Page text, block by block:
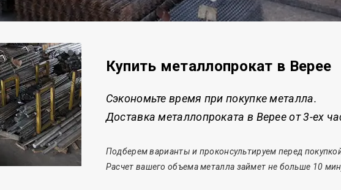
Купить металлопрокат в Верее
Сэкономьте время при покупке металла.
Доставка металлопроката в Верее от 3-ех
Подберем варианты и проконсультируем перед
Расчет вашего объема металла займет не больше 10